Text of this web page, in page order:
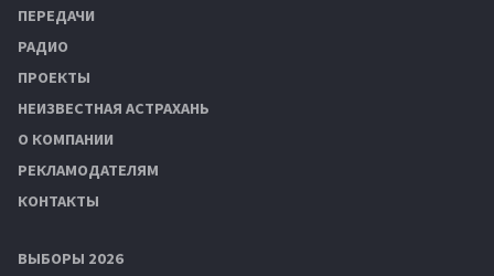
ПЕРЕДАЧИ
РАДИО
ПРОЕКТЫ
НЕИЗВЕСТНАЯ АСТРАХАНЬ
О КОМПАНИИ
РЕКЛАМОДАТЕЛЯМ
КОНТАКТЫ
ВЫБОРЫ 2026